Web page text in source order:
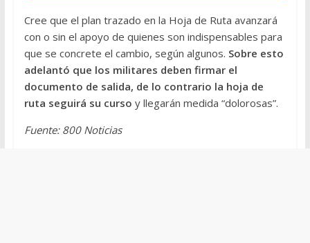
Cree que el plan trazado en la Hoja de Ruta avanzará
con o sin el apoyo de quienes son indispensables para
que se concrete el cambio, según algunos. Sobre esto
adelantó que los militares deben firmar el
documento de salida, de lo contrario la hoja de
ruta seguirá su curso y llegarán medida “dolorosas”.
Fuente: 800 Noticias